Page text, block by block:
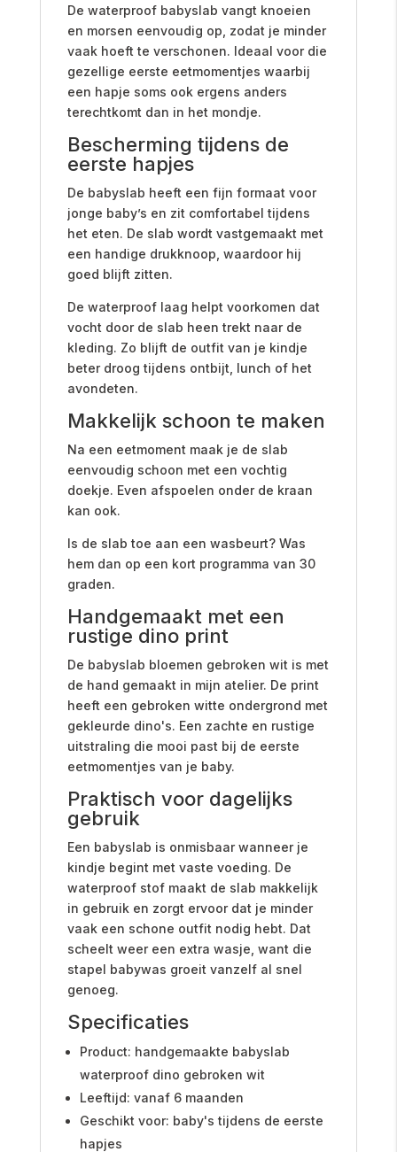
De waterproof babyslab vangt knoeien
en morsen eenvoudig op, zodat je minder
vaak hoeft te verschonen. Ideaal voor die
gezellige eerste eetmomentjes waarbij
een hapje soms ook ergens anders
terechtkomt dan in het mondje.
Bescherming tijdens de
eerste hapjes
De babyslab heeft een fijn formaat voor
jonge baby’s en zit comfortabel tijdens
het eten. De slab wordt vastgemaakt met
een handige drukknoop, waardoor hij
goed blijft zitten.
De waterproof laag helpt voorkomen dat
vocht door de slab heen trekt naar de
kleding. Zo blijft de outfit van je kindje
beter droog tijdens ontbijt, lunch of het
avondeten.
Makkelijk schoon te maken
Na een eetmoment maak je de slab
eenvoudig schoon met een vochtig
doekje. Even afspoelen onder de kraan
kan ook.
Is de slab toe aan een wasbeurt? Was
hem dan op een kort programma van 30
graden.
Handgemaakt met een
rustige dino print
De babyslab bloemen gebroken wit is met
de hand gemaakt in mijn atelier. De print
heeft een gebroken witte ondergrond met
gekleurde dino's. Een zachte en rustige
uitstraling die mooi past bij de eerste
eetmomentjes van je baby.
Praktisch voor dagelijks
gebruik
Een babyslab is onmisbaar wanneer je
kindje begint met vaste voeding. De
waterproof stof maakt de slab makkelijk
in gebruik en zorgt ervoor dat je minder
vaak een schone outfit nodig hebt. Dat
scheelt weer een extra wasje, want die
stapel babywas groeit vanzelf al snel
genoeg.
Specificaties
Product: handgemaakte babyslab
waterproof dino gebroken wit
Leeftijd: vanaf 6 maanden
Geschikt voor: baby's tijdens de eerste
hapjes